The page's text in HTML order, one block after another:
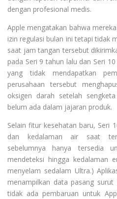
dengan profesional medis.
Apple mengatakan bahwa
izin regulasi bulan ini tetapi tidak
saat jam tangan tersebut
pada Seri 9 tahun lalu dan Seri
yang tidak mendapatkan
perusahaan tersebut
oksigen darah setelah
belum ada dalam jajaran produk.
Selain fitur kesehatan baru, Seri
dan kedalaman air saat
sebelumnya hanya tersedia
mendeteksi hingga kedalaman
menyelam sedalam Ultra.)
menampilkan data pasang
tidak ada pembaruan untuk